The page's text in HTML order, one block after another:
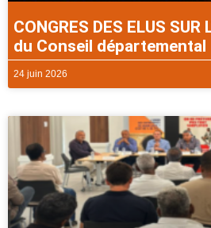
CONGRES DES ELUS SUR
du Conseil départemental
24 juin 2026